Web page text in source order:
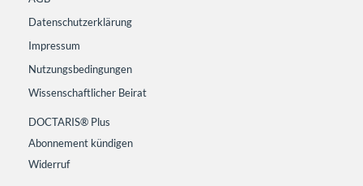
Datenschutzerklärung
Impressum
Nutzungsbedingungen
Wissenschaftlicher Beirat
DOCTARIS® Plus
Abonnement kündigen
Widerruf